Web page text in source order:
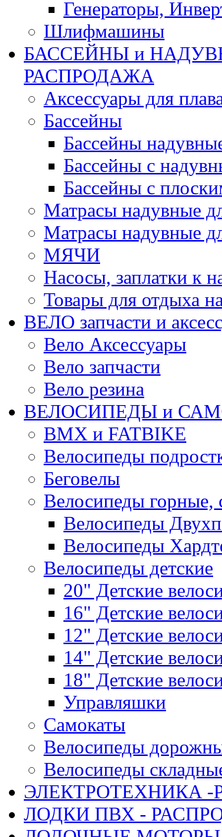
Генераторы,
Шлифмашины
БАССЕЙНЫ и
РАСПРОДАЖА
Аксессуары для
Бассейны
Бассейны
Бассейны с
Бассейны с
Матрасы надувные
Матрасы надувные
МЯЧИ
Насосы, заплатки к
Товары для отдыха
ВЕЛО запчасти и
Вело Аксессуары
Вело запчасти
Вело резина
ВЕЛОСИПЕДЫ и
BMX и FATBIKE
Велосипеды
Беговелы
Велосипеды горные,
Велосипеды
Велосипеды
Велосипеды детские
20" Детские
16" Детские
12" Детские
14" Детские
18" Детские
Управляшки
Самокаты
Велосипеды
Велосипеды
ЭЛЕКТРОТЕХНИКА
ЛОДКИ ПВХ -